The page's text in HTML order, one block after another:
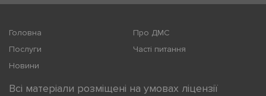
Головна
Про ДМС
Послуги
Часті питання
Новини
Всі матеріали розміщені на умовах ліцензії